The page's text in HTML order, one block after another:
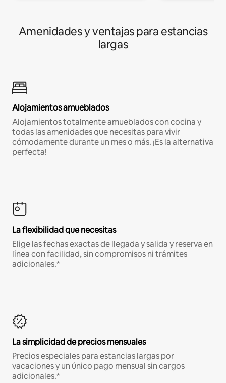
Amenidades y ventajas para estancias
largas
Alojamientos amueblados
Alojamientos totalmente amueblados con cocina y
todas las amenidades que necesitas para vivir
cómodamente durante un mes o más. ¡Es la alternativa
perfecta!
La flexibilidad que necesitas
Elige las fechas exactas de llegada y salida y reserva en
línea con facilidad, sin compromisos ni trámites
adicionales.*
La simplicidad de precios mensuales
Precios especiales para estancias largas por
vacaciones y un único pago mensual sin cargos
adicionales.*